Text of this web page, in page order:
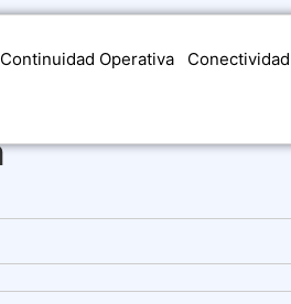
Continuidad Operativa Conectividad